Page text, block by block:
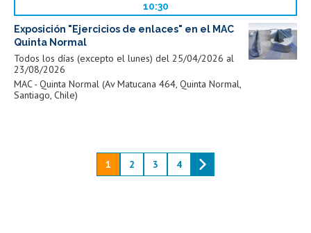
10:30
Exposición "Ejercicios de enlaces" en el MAC
Quinta Normal
Todos los días (excepto el lunes) del 25/04/2026 al
23/08/2026
MAC - Quinta Normal (Av Matucana 464, Quinta Normal,
Santiago, Chile)
1 2 3 4